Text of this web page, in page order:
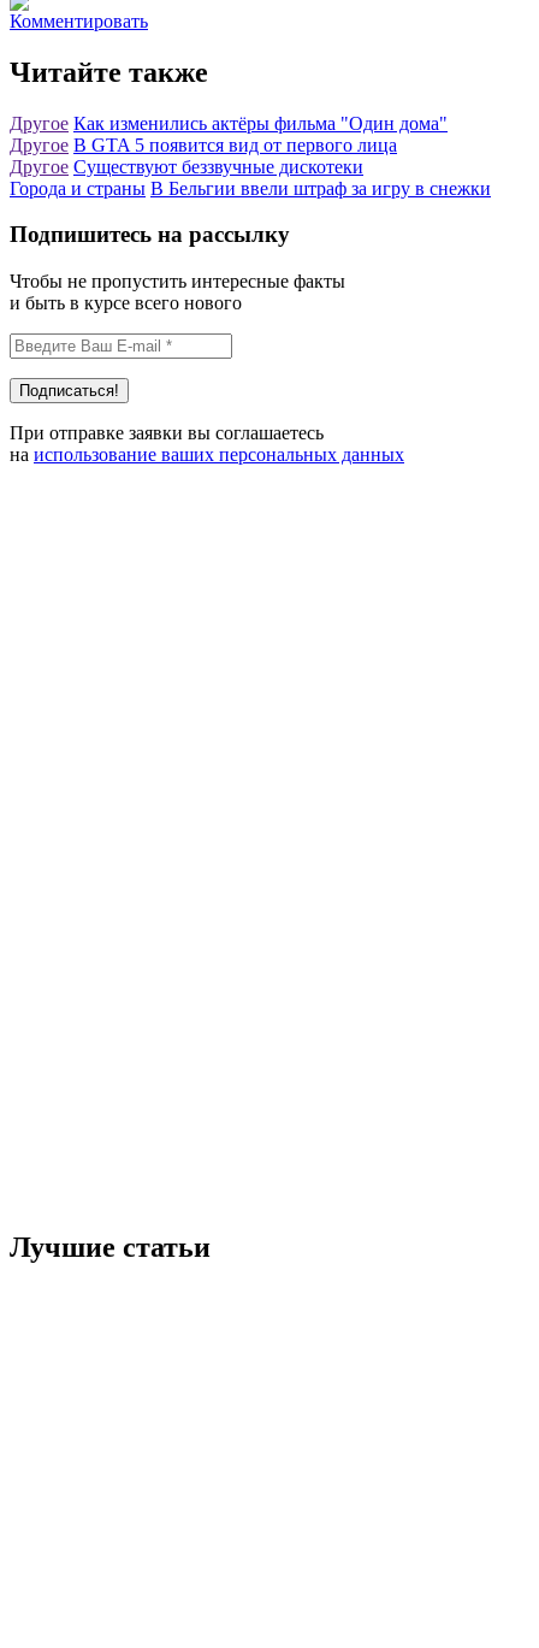
Комментировать
Читайте также
Другое Как изменились актёры фильма "Один дома"
Другое В GTA 5 появится вид от первого лица
Другое Существуют беззвучные дискотеки
Города и страны В Бельгии ввели штраф за игру в снежки
Подпишитесь на рассылку
Чтобы не пропустить интересные факты
и быть в курсе всего нового
При отправке заявки вы соглашаетесь
на использование ваших персональных данных
Лучшие статьи